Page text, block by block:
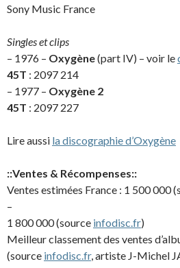
Sony Music France
Singles et clips
– 1976 – Oxygène(part IV) – voir le
45T : 2097 214
– 1977 – Oxygène 2
45T : 2097 227
Lire aussi la discographie d’Oxygène
::Ventes & Récompenses::
Ventes estimées France : 1 500 000
–
1 800 000 (source infodisc.fr)
Meilleur classement des ventes
(source infodisc.fr, artiste J-Michel